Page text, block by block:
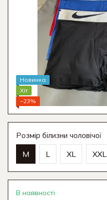
Новинка
Хіт
−23%
Розмір білизни чоловічої
M L XL XXL
В наявності